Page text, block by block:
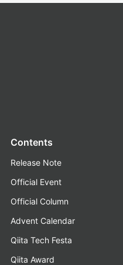
Contents
Release Note
Official Event
Official Column
Advent Calendar
Qiita Tech Festa
Qiita Award